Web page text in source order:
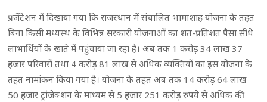
प्रजेंटेशन में दिखाया गया कि राजस्थान में संचालित भामाशाह योजना के तहत
बिना किसी मध्यस्थ के विभिन्न सरकारी योजनाओं का शत-प्रतिशत पैसा सीधे
लाभार्थियों के खाते में पहुंचाया जा रहा है। अब तक 1 करोड़ 34 लाख 37
हजार परिवारों तथा 4 करोड़ 81 लाख से अधिक व्यक्तियों का इस योजना के
तहत नामांकन किया गया है। योजना के तहत अब तक 14 करोड़ 64 लाख
50 हजार ट्रांजेक्शन के माध्यम से 5 हजार 251 करोड़ रुपये से अधिक की